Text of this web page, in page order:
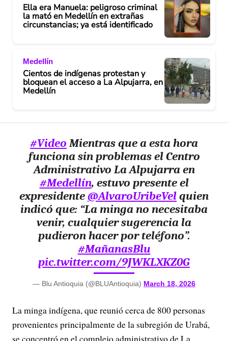
Ella era Manuela: peligroso criminal
la mató en Medellín en extrañas
circunstancias; ya está identificado
Medellín
Cientos de indígenas protestan y
bloquean el acceso a La Alpujarra, en
Medellín
#Video Mientras que a esta hora
funciona sin problemas el Centro
Administrativo La Alpujarra en
#Medellín, estuvo presente el
expresidente@AlvaroUribeVelquien
indicó que: “La minga no necesitaba
venir, cualquier sugerencia la
pudieron hacer por teléfono”.
#MañanasBlu
pic.twitter.com/9JWKLXKZ0G
— Blu Antioquia (@BLUAntioquia) March 18, 2026
La minga indígena, que reunió cerca de 800 personas
provenientes principalmente de la subregión de Urabá,
se concentró en el complejo administrativo de La